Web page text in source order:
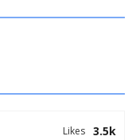
3.5k
Likes